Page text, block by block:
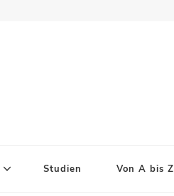
Studien Von A bis Z